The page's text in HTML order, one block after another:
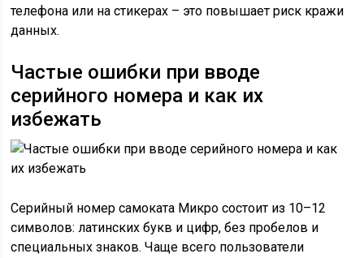
телефона или на стикерах – это повышает риск кражи
данных.
Частые ошибки при вводе
серийного номера и как их
избежать
Серийный номер самоката Микро состоит из 10–12
символов: латинских букв и цифр, без пробелов и
специальных знаков. Чаще всего пользователи